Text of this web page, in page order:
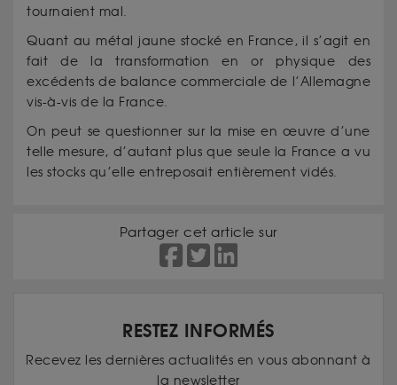
tournaient mal.
Quant au métal jaune stocké en France, il s’agit en
fait de la transformation en or physique des
excédents de balance commerciale de l’Allemagne
vis-à-vis de la France.
On peut se questionner sur la mise en œuvre d’une
telle mesure, d’autant plus que seule la France a vu
les stocks qu’elle entreposait entièrement vidés.
Partager cet article sur
RESTEZ INFORMÉS
Recevez les dernières actualités en vous abonnant à
la newsletter